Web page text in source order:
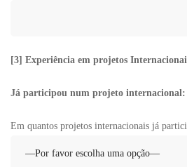
[3] Experiência em projetos
Já participou num projeto internacional:
Em quantos projetos internacionais já